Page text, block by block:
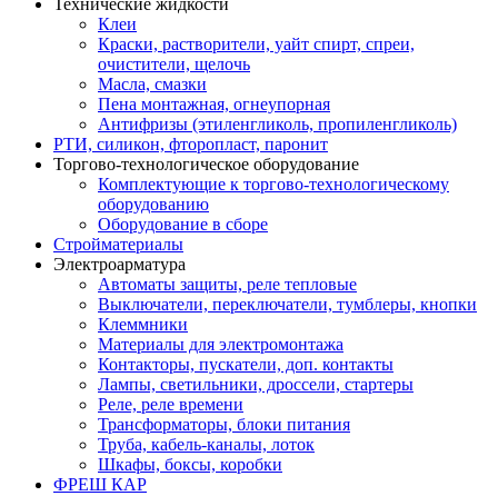
Технические жидкости
Клеи
Краски, растворители, уайт спирт, спреи,
очистители, щелочь
Масла, смазки
Пена монтажная, огнеупорная
Антифризы (этиленгликоль, пропиленгликоль)
РТИ, силикон, фторопласт, паронит
Торгово-технологическое оборудование
Комплектующие к торгово-технологическому
оборудованию
Оборудование в сборе
Стройматериалы
Электроарматура
Автоматы защиты, реле тепловые
Выключатели, переключатели, тумблеры, кнопки
Клеммники
Материалы для электромонтажа
Контакторы, пускатели, доп. контакты
Лампы, светильники, дроссели, стартеры
Реле, реле времени
Трансформаторы, блоки питания
Труба, кабель-каналы, лоток
Шкафы, боксы, коробки
ФРЕШ КАР